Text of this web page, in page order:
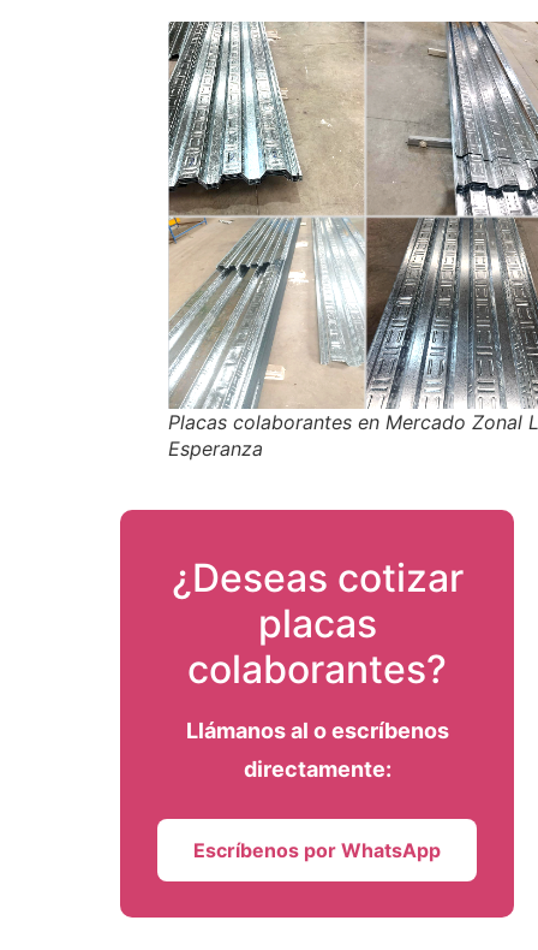
Placas colaborantes en Mercado Zonal
Esperanza
¿Deseas cotizar
placas
colaborantes?
Llámanos al o escríbenos
directamente:
Escríbenos por WhatsApp